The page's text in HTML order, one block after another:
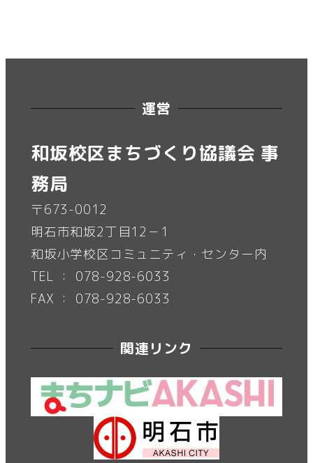
運営
和坂校区まちづくり協議会 事
務局
〒673-0012
明石市和坂2丁目12－1
和坂小学校区コミュニティ・センター内
TEL ： 078-928-6033
FAX ： 078-928-6033
関連リンク